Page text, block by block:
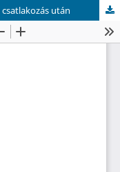
után